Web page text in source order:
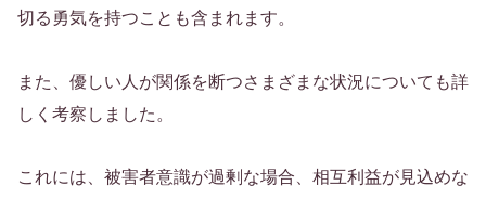
切る勇気を持つことも含まれます。
また、優しい人が関係を断つさまざまな状況についても詳
しく考察しました。
これには、被害者意識が過剰な場合、相互利益が見込めな